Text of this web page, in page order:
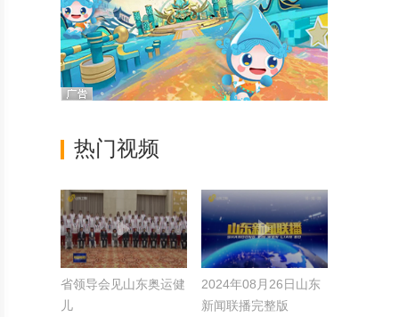
热门视频
省领导会见山东奥运健
儿
2024年08月26日山东
新闻联播完整版